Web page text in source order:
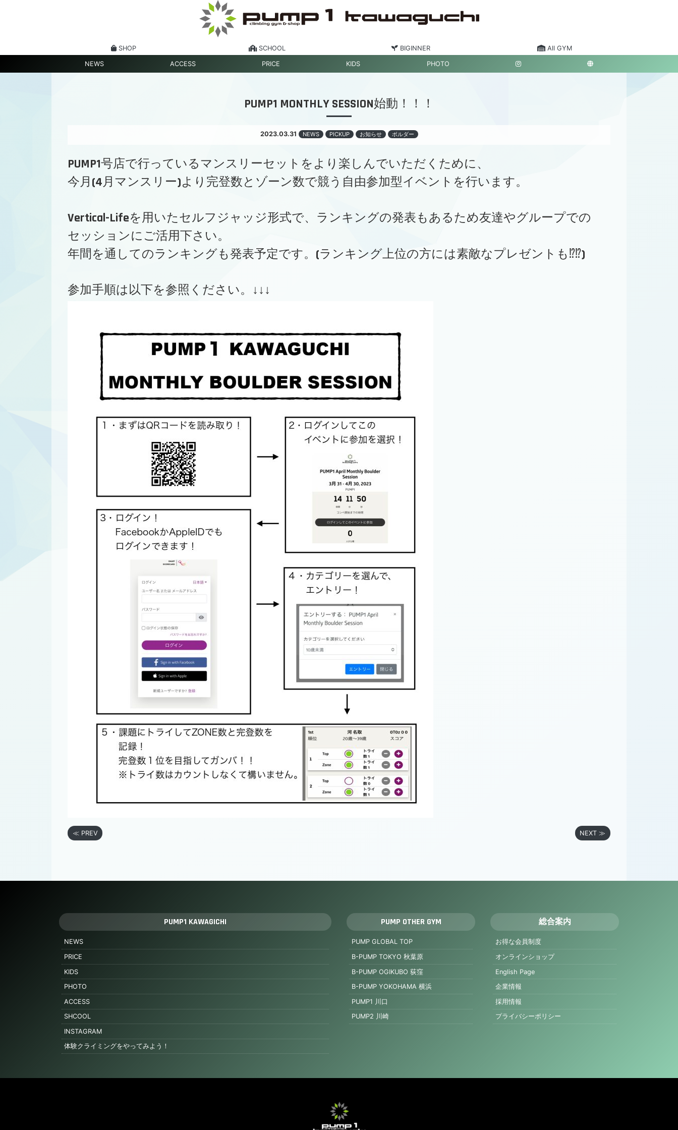
SHOP SCHOOL BIGINNER All GYM
NEWS ACCESS PRICE KIDS PHOTO
PUMP1 MONTHLY SESSION始動！！！
2023.03.31 NEWS PICKUP お知らせ ボルダー
PUMP1号店で行っているマンスリーセットをより楽しんでいただくために、
今月(4月マンスリー)より完登数とゾーン数で競う自由参加型イベントを行います。
Vertical-Lifeを用いたセルフジャッジ形式で、ランキングの発表もあるため友達やグループでの
セッションにご活用下さい。
年間を通してのランキングも発表予定です。(ランキング上位の方には素敵なプレゼントも⁉⁉)
参加手順は以下を参照ください。↓↓↓
≪ PREV NEXT ≫
PUMP1 KAWAGICHI
NEWS
PRICE
KIDS
PHOTO
ACCESS
SHCOOL
INSTAGRAM
体験クライミングをやってみよう！
PUMP OTHER GYM
PUMP GLOBAL TOP
B-PUMP TOKYO 秋葉原
B-PUMP OGIKUBO 荻窪
B-PUMP YOKOHAMA 横浜
PUMP1 川口
PUMP2 川崎
総合案内
お得な会員制度
オンラインショップ
English Page
企業情報
採用情報
プライバシーポリシー